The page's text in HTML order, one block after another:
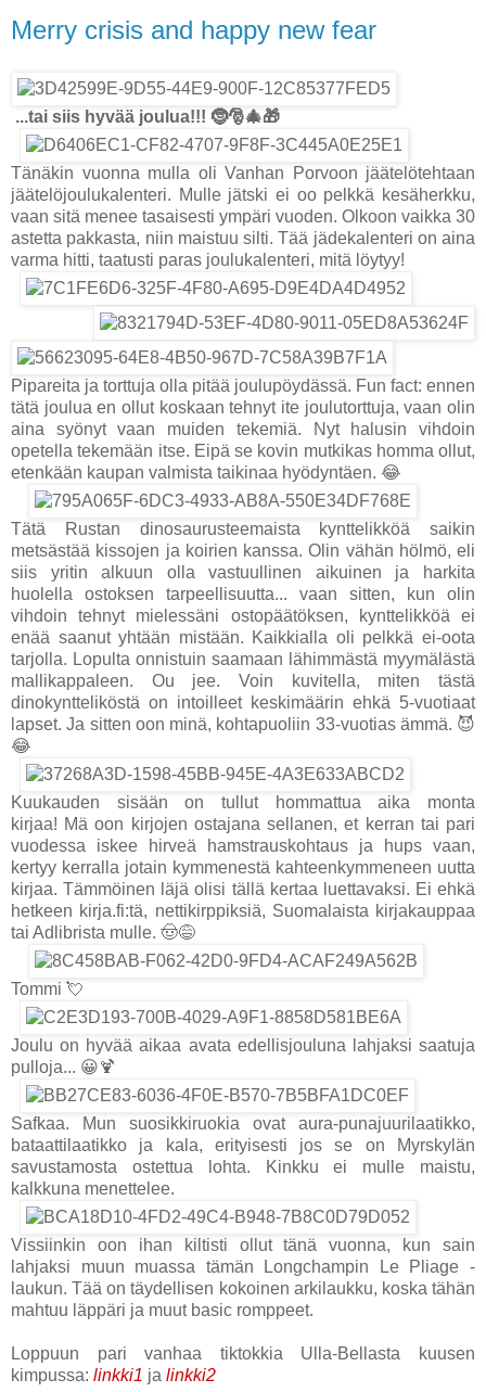
Merry crisis and happy new fear
...tai siis hyvää joulua!!! 🤶🎅🎄🎁
Tänäkin vuonna mulla oli Vanhan Porvoon jäätelötehtaan
jäätelöjoulukalenteri. Mulle jätski ei oo pelkkä kesäherkku,
vaan sitä menee tasaisesti ympäri vuoden. Olkoon vaikka 30
astetta pakkasta, niin maistuu silti. Tää jädekalenteri on aina
varma hitti, taatusti paras joulukalenteri, mitä löytyy!
Pipareita ja torttuja olla pitää joulupöydässä. Fun fact: ennen
tätä joulua en ollut koskaan tehnyt ite joulutorttuja, vaan olin
aina syönyt vaan muiden tekemiä. Nyt halusin vihdoin
opetella tekemään itse. Eipä se kovin mutkikas homma ollut,
etenkään kaupan valmista taikinaa hyödyntäen. 😂
Tätä Rustan dinosaurusteemaista kynttelikköä saikin
metsästää kissojen ja koirien kanssa. Olin vähän hölmö, eli
siis yritin alkuun olla vastuullinen aikuinen ja harkita
huolella ostoksen tarpeellisuutta... vaan sitten, kun olin
vihdoin tehnyt mielessäni ostopäätöksen, kynttelikköä ei
enää saanut yhtään mistään. Kaikkialla oli pelkkä ei-oota
tarjolla. Lopulta onnistuin saamaan lähimmästä myymälästä
mallikappaleen. Ou jee. Voin kuvitella, miten tästä
dinokyntteliköstä on intoilleet keskimäärin ehkä 5-vuotiaat
lapset. Ja sitten oon minä, kohtapuoliin 33-vuotias ämmä. 😈
😂
Kuukauden sisään on tullut hommattua aika monta
kirjaa! Mä oon kirjojen ostajana sellanen, et kerran tai pari
vuodessa iskee hirveä hamstrauskohtaus ja hups vaan,
kertyy kerralla jotain kymmenestä kahteenkymmeneen uutta
kirjaa. Tämmöinen läjä olisi tällä kertaa luettavaksi. Ei ehkä
hetkeen kirja.fi:tä, nettikirppiksiä, Suomalaista kirjakauppaa
tai Adlibrista mulle. 🤠😅
Tommi 💘
Joulu on hyvää aikaa avata edellisjouluna lahjaksi saatuja
pulloja... 😀🍹
Safkaa. Mun suosikkiruokia ovat aura-punajuurilaatikko,
bataattilaatikko ja kala, erityisesti jos se on Myrskylän
savustamosta ostettua lohta. Kinkku ei mulle maistu,
kalkkuna menettelee.
Vissiinkin oon ihan kiltisti ollut tänä vuonna, kun sain
lahjaksi muun muassa tämän Longchampin Le Pliage -
laukun. Tää on täydellisen kokoinen arkilaukku, koska tähän
mahtuu läppäri ja muut basic romppeet.
Loppuun pari vanhaa tiktokkia Ulla-Bellasta kuusen
kimpussa: linkki1 ja linkki2